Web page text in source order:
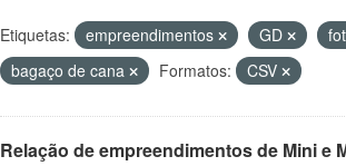
Etiquetas: empreendimentos GD
bagaço de cana
Formatos: CSV
Relação de empreendimentos de Mini e